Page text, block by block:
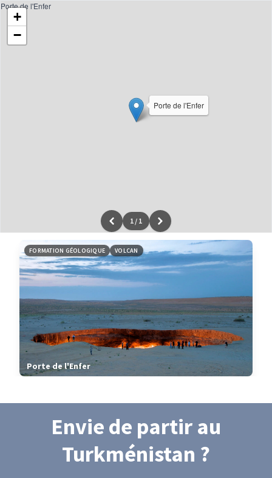
Porte de l'Enfer
+
−
Leaflet|données ©OpenStreetMap/ODbL - renduOSM France
Porte de l'Enfer
1 / 1
FORMATION GÉOLOGIQUE VOLCAN
Porte de l'Enfer
Envie de partir au
Turkménistan ?